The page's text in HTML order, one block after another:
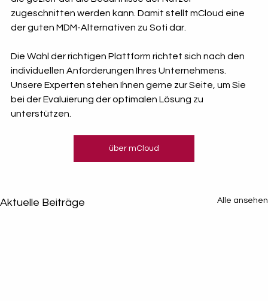
zugeschnitten werden kann. Damit stellt mCloud eine
der guten MDM-Alternativen zu Soti dar.
Die Wahl der richtigen Plattform richtet sich nach den
individuellen Anforderungen Ihres Unternehmens.
Unsere Experten stehen Ihnen gerne zur Seite, um Sie
bei der Evaluierung der optimalen Lösung zu
unterstützen.
über mCloud
Aktuelle Beiträge Alle ansehen